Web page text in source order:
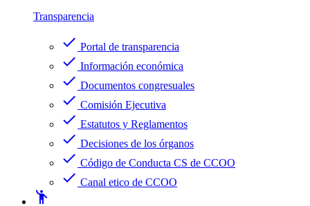
Transparencia
check Portal de transparencia
check Información económica
check Documentos congresuales
check Comisión Ejecutiva
check Estatutos y Reglamentos
check Decisiones de los órganos
check Código de Conducta CS de CCOO
check Canal etico de CCOO
emoji_people